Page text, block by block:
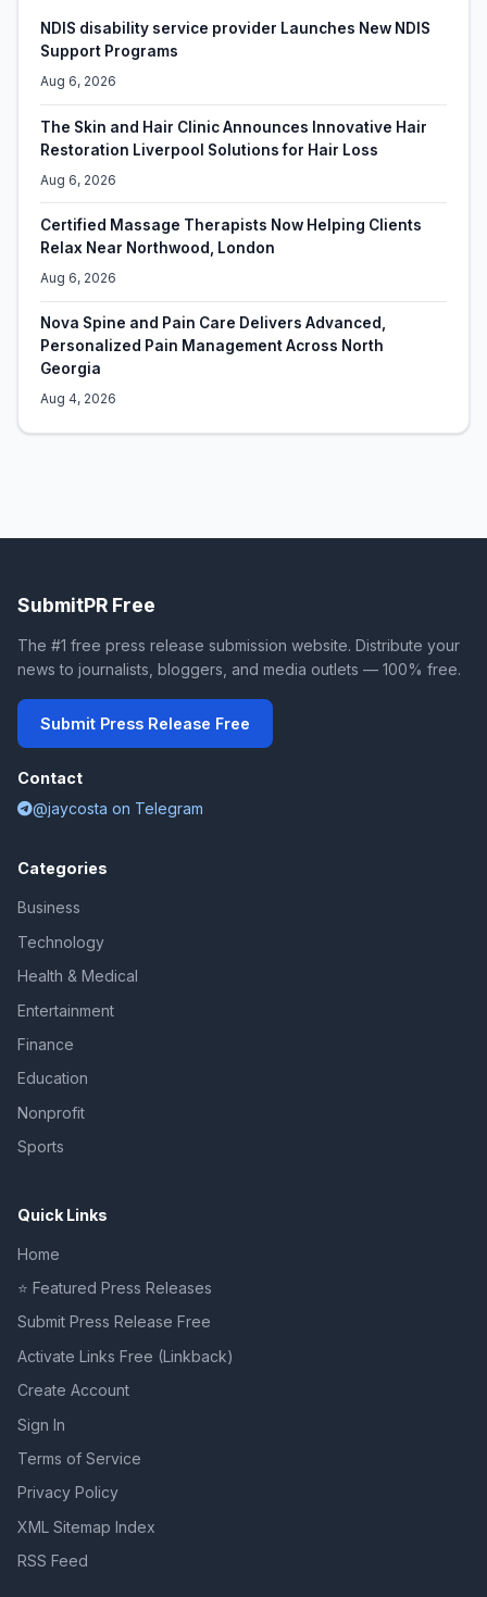
NDIS disability service provider Launches New NDIS
Support Programs
Aug 6, 2026
The Skin and Hair Clinic Announces Innovative Hair
Restoration Liverpool Solutions for Hair Loss
Aug 6, 2026
Certified Massage Therapists Now Helping Clients
Relax Near Northwood, London
Aug 6, 2026
Nova Spine and Pain Care Delivers Advanced,
Personalized Pain Management Across North
Georgia
Aug 4, 2026
SubmitPR Free
The #1 free press release submission website. Distribute your
news to journalists, bloggers, and media outlets — 100% free.
Submit Press Release Free
Contact
@jaycosta on Telegram
Categories
Business
Technology
Health & Medical
Entertainment
Finance
Education
Nonprofit
Sports
Quick Links
Home
⭐ Featured Press Releases
Submit Press Release Free
Activate Links Free (Linkback)
Create Account
Sign In
Terms of Service
Privacy Policy
XML Sitemap Index
RSS Feed